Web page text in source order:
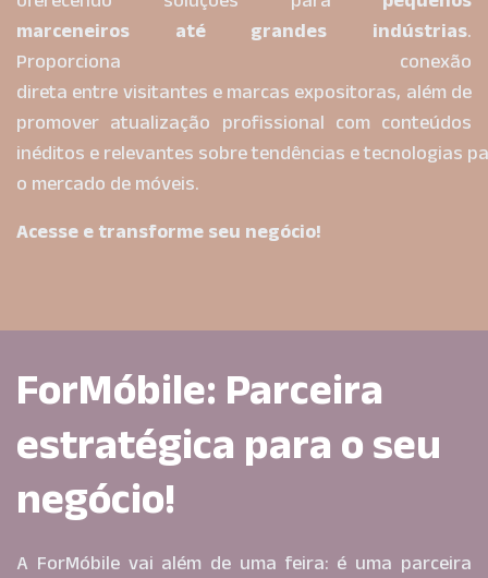
marceneiros até grandes indústrias.
Proporciona conexão
direta entre visitantes e marcas expositoras, além de
promover atualização profissional com conteúdos
inéditos e relevantes sobre tendências e tecnologias
o mercado de móveis.
Acesse e transforme seu negócio!
ForMóbile: Parceira
estratégica para o seu
negócio!
A ForMóbile vai além de uma feira: é uma parceira